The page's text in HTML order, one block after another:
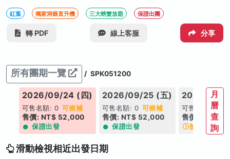
紅葉 獨家洞爺直升機 三大螃蟹放題 保證出團
轉 PDF 線上客服 分享
所有團期一覽 / SPK051200
2026/09/24 (四)
可售名額: 0 可候補
售價: NT$ 52,000
保證出發
2026/09/25 (五)
可售名額: 0 可候補
售價: NT$ 52,000
保證出發
2026/09/
可售名額: 10
售價: NT$
搶手日期
月
曆
查
詢
滑動檢視相近出發日期